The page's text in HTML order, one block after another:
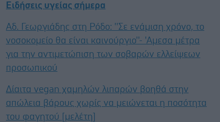
Ειδήσεις υγείας σήμερα
Αδ. Γεωργιάδης στη Ρόδο: ''Σε ενάμιση χρόνο, το
νοσοκομείο θα είναι καινούργιο''- 'Αμεσα μέτρα
για την αντιμετώπιση των σοβαρών ελλείψεων
προσωπικού
Δίαιτα vegan χαμηλών λιπαρών βοηθά στην
απώλεια βάρους χωρίς να μειώνεται η ποσότητα
του φαγητού [μελέτη]